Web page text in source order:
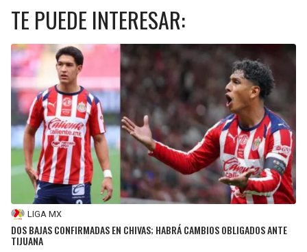
TE PUEDE INTERESAR:
LIGA MX
DOS BAJAS CONFIRMADAS EN CHIVAS; HABRÁ CAMBIOS OBLIGADOS ANTE
TIJUANA